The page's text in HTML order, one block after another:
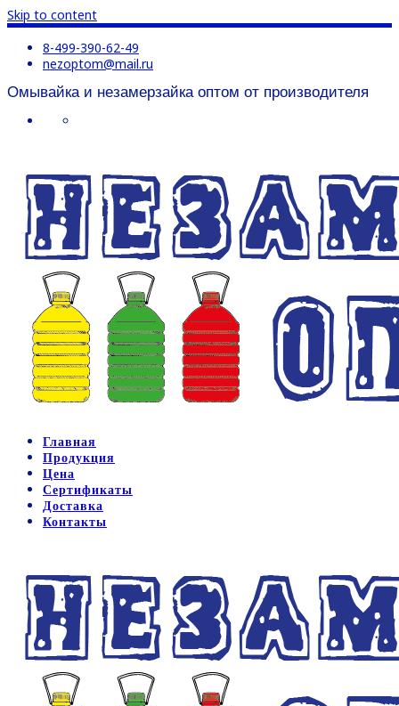
Skip to content
8-499-390-62-49
nezoptom@mail.ru
Омывайка и незамерзайка оптом от производителя
Главная
Продукция
Цена
Сертификаты
Доставка
Контакты